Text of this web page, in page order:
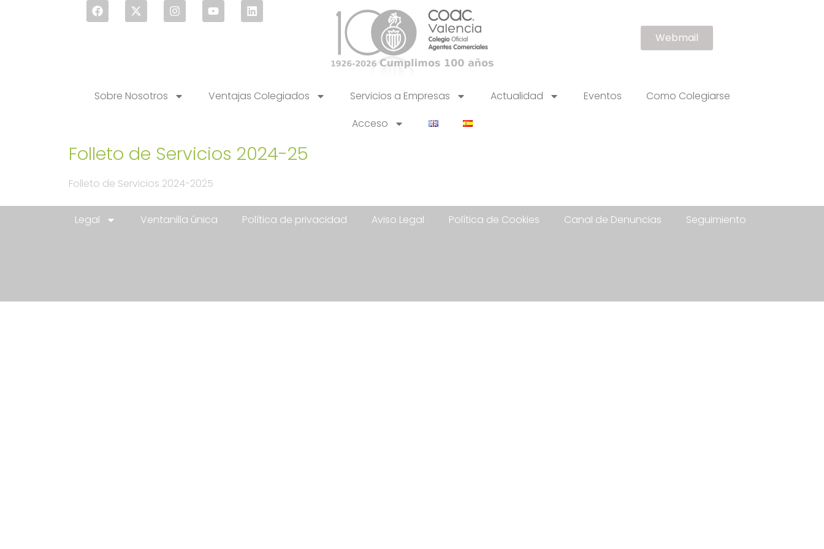
Webmail
Sobre Nosotros Ventajas Colegiados Servicios a Empresas Actualidad Eventos
Como Colegiarse
Acceso
Folleto de Servicios 2024-25
Folleto de Servicios 2024-2025
Legal Ventanilla única Política de privacidad Aviso Legal Política de Cookies Canal de Denuncias Seguimiento